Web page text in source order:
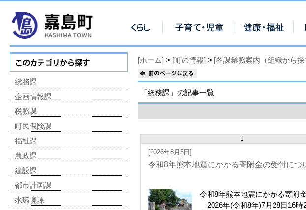
[ホーム] > [町の情報] > [各課業務案内（組織から探
「総務課」の記事一覧
1
[2026年8月5日]
令和8年熊本地震にかかる寄附金の受付につ
令和8年熊本地震にかかる寄附
2026年(令和8年)7月28日16時
総務課
企画情報課
税務課
町民保険課
福祉課
農政課
建設課
都市計画課
水環境課